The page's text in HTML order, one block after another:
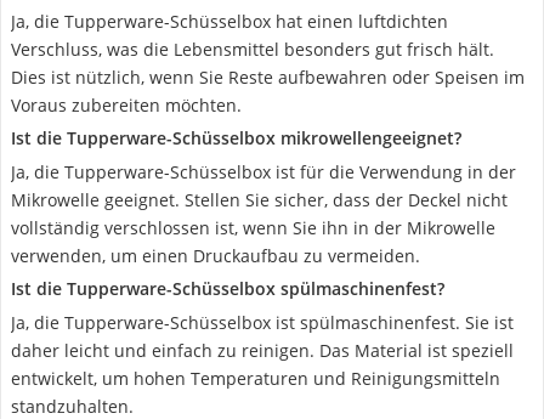
Ja, die Tupperware-Schüsselbox hat einen luftdichten
Verschluss, was die Lebensmittel besonders gut frisch hält.
Dies ist nützlich, wenn Sie Reste aufbewahren oder Speisen im
Voraus zubereiten möchten.
Ist die Tupperware-Schüsselbox mikrowellengeeignet?
Ja, die Tupperware-Schüsselbox ist für die Verwendung in der
Mikrowelle geeignet. Stellen Sie sicher, dass der Deckel nicht
vollständig verschlossen ist, wenn Sie ihn in der Mikrowelle
verwenden, um einen Druckaufbau zu vermeiden.
Ist die Tupperware-Schüsselbox spülmaschinenfest?
Ja, die Tupperware-Schüsselbox ist spülmaschinenfest. Sie ist
daher leicht und einfach zu reinigen. Das Material ist speziell
entwickelt, um hohen Temperaturen und Reinigungsmitteln
standzuhalten.